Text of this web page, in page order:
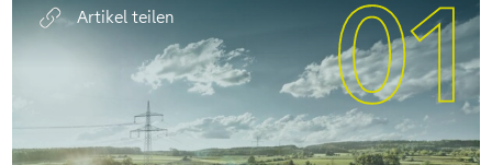
Artikel teilen 01